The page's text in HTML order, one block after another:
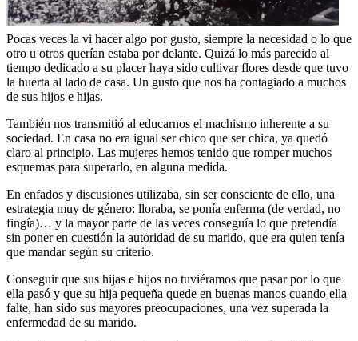
Pocas veces la vi hacer algo por gusto, siempre la necesidad o lo que
otro u otros querían estaba por delante. Quizá lo más parecido al
tiempo dedicado a su placer haya sido cultivar flores desde que tuvo
la huerta al lado de casa. Un gusto que nos ha contagiado a muchos
de sus hijos e hijas.
También nos transmitió al educarnos el machismo inherente a su
sociedad. En casa no era igual ser chico que ser chica, ya quedó
claro al principio. Las mujeres hemos tenido que romper muchos
esquemas para superarlo, en alguna medida.
En enfados y discusiones utilizaba, sin ser consciente de ello, una
estrategia muy de género: lloraba, se ponía enferma (de verdad, no
fingía)… y la mayor parte de las veces conseguía lo que pretendía
sin poner en cuestión la autoridad de su marido, que era quien tenía
que mandar según su criterio.
Conseguir que sus hijas e hijos no tuviéramos que pasar por lo que
ella pasó y que su hija pequeña quede en buenas manos cuando ella
falte, han sido sus mayores preocupaciones, una vez superada la
enfermedad de su marido.